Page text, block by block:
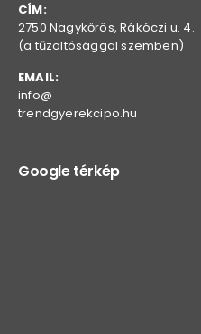
CÍM:
2750 Nagykőrös, Rákóczi u. 4.
(a tűzoltósággal szemben)
EMAIL:
info@
trendgyerekcipo.hu
Google térkép